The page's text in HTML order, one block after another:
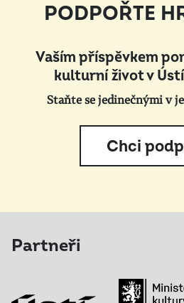
PODPOŘTE
Vaším příspěvkem
kulturní život v
Staňte se jedinečnými v
Chci
Partneři